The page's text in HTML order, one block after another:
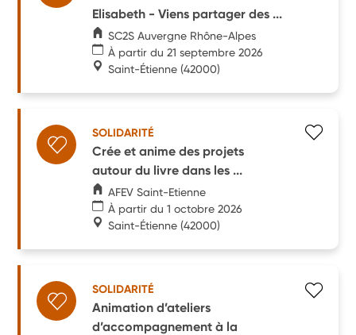
Elisabeth - Viens partager des ...
SC2S Auvergne Rhône-Alpes
À partir du 21 septembre 2026
Saint-Étienne (42000)
SOLIDARITÉ
Crée et anime des projets
autour du livre dans les ...
AFEV Saint-Etienne
À partir du 1 octobre 2026
Saint-Étienne (42000)
SOLIDARITÉ
Animation d’ateliers
d’accompagnement à la